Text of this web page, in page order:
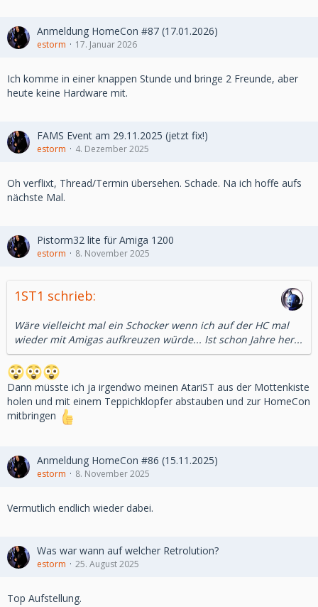
Anmeldung HomeCon #87 (17.01.2026)
estorm 17. Januar 2026
Ich komme in einer knappen Stunde und bringe 2 Freunde, aber
heute keine Hardware mit.
FAMS Event am 29.11.2025 (jetzt fix!)
estorm 4. Dezember 2025
Oh verflixt, Thread/Termin übersehen. Schade. Na ich hoffe aufs
nächste Mal.
Pistorm32 lite für Amiga 1200
estorm 8. November 2025
1ST1 schrieb:
Wäre vielleicht mal ein Schocker wenn ich auf der HC mal
wieder mit Amigas aufkreuzen würde... Ist schon Jahre her...
Dann müsste ich ja irgendwo meinen AtariST aus der Mottenkiste
holen und mit einem Teppichklopfer abstauben und zur HomeCon
mitbringen
Anmeldung HomeCon #86 (15.11.2025)
estorm 8. November 2025
Vermutlich endlich wieder dabei.
Was war wann auf welcher Retrolution?
estorm 25. August 2025
Top Aufstellung.